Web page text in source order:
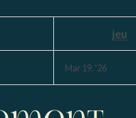
jeu
Mar 19, '26